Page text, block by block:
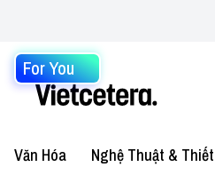
For You
Văn Hóa